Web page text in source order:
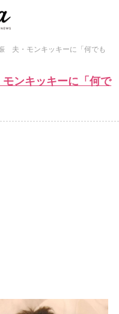
夫・モンキッキーに「何でも
ンキッキーに「何で